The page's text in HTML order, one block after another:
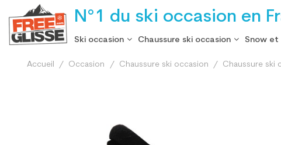
N°1 du ski occasion en
Ski occasion Chaussure ski occasion Snow et
Accueil Occasion Chaussure ski occasion Chaussure ski